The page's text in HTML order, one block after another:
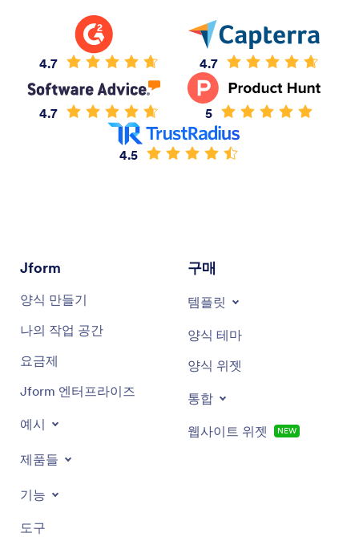
4.7 4.7
4.7 5
4.5
Jform
양식 만들기
나의 작업 공간
요금제
Jform 엔터프라이즈
예시
제품들
기능
도구
구매
템플릿
양식 테마
양식 위젯
통합
웹사이트 위젯 NEW